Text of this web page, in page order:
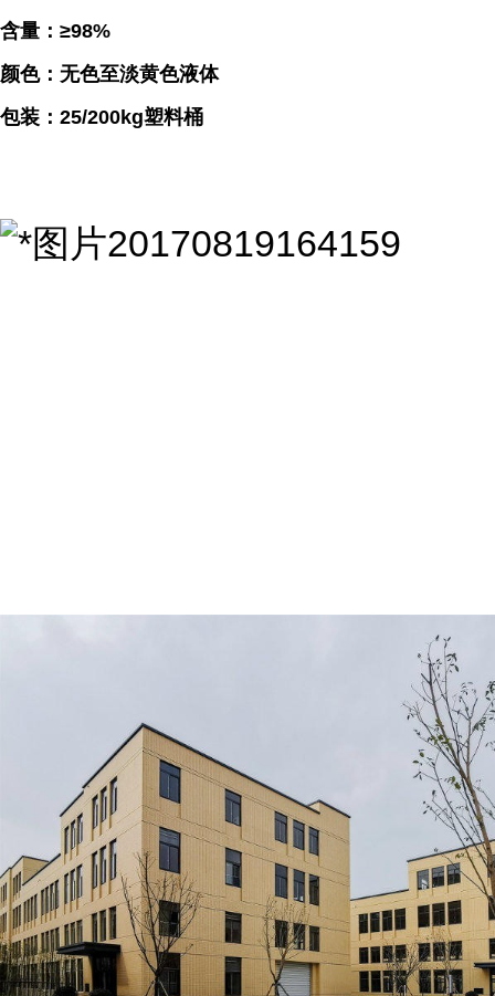
含量：≥98%
颜色：无色至淡黄色液体
包装：25/200kg塑料桶